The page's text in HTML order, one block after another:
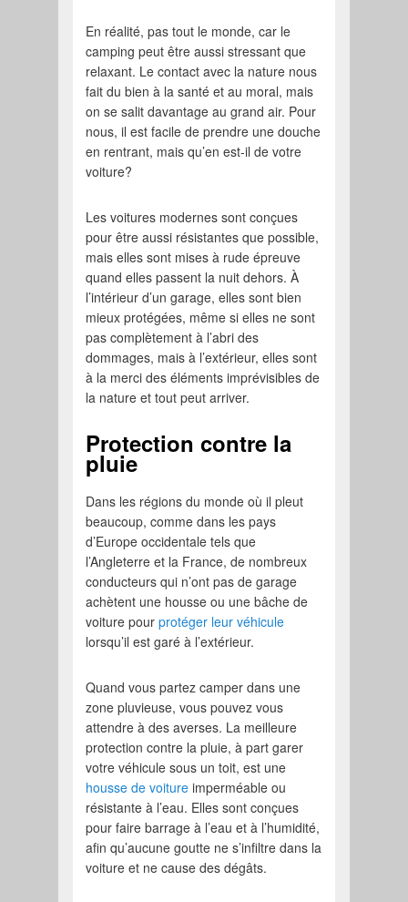
En réalité, pas tout le monde, car le
camping peut être aussi stressant que
relaxant. Le contact avec la nature nous
fait du bien à la santé et au moral, mais
on se salit davantage au grand air. Pour
nous, il est facile de prendre une douche
en rentrant, mais qu’en est-il de votre
voiture?
Les voitures modernes sont conçues
pour être aussi résistantes que possible,
mais elles sont mises à rude épreuve
quand elles passent la nuit dehors. À
l’intérieur d’un garage, elles sont bien
mieux protégées, même si elles ne sont
pas complètement à l’abri des
dommages, mais à l’extérieur, elles sont
à la merci des éléments imprévisibles de
la nature et tout peut arriver.
Protection contre la
pluie
Dans les régions du monde où il pleut
beaucoup, comme dans les pays
d’Europe occidentale tels que
l’Angleterre et la France, de nombreux
conducteurs qui n’ont pas de garage
achètent une housse ou une bâche de
voiture pour protéger leur véhicule
lorsqu’il est garé à l’extérieur.
Quand vous partez camper dans une
zone pluvieuse, vous pouvez vous
attendre à des averses. La meilleure
protection contre la pluie, à part garer
votre véhicule sous un toit, est une
housse de voiture imperméable ou
résistante à l’eau. Elles sont conçues
pour faire barrage à l’eau et à l’humidité,
afin qu’aucune goutte ne s’infiltre dans la
voiture et ne cause des dégâts.